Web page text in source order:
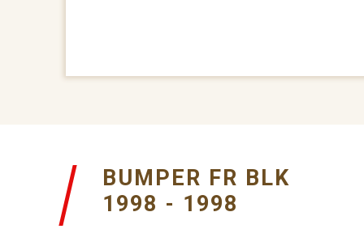
BUMPER FR BLK
1998 - 1998